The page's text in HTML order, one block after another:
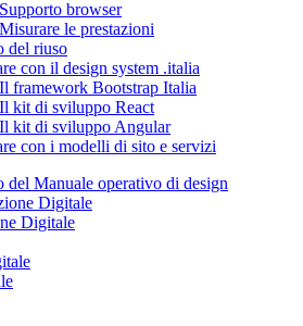
browser
le prestazioni
del riuso
con il design system .italia
framework Bootstrap Italia
kit di sviluppo React
kit di sviluppo Angular
con i modelli di sito e servizi
del Manuale operativo di design
Digitale